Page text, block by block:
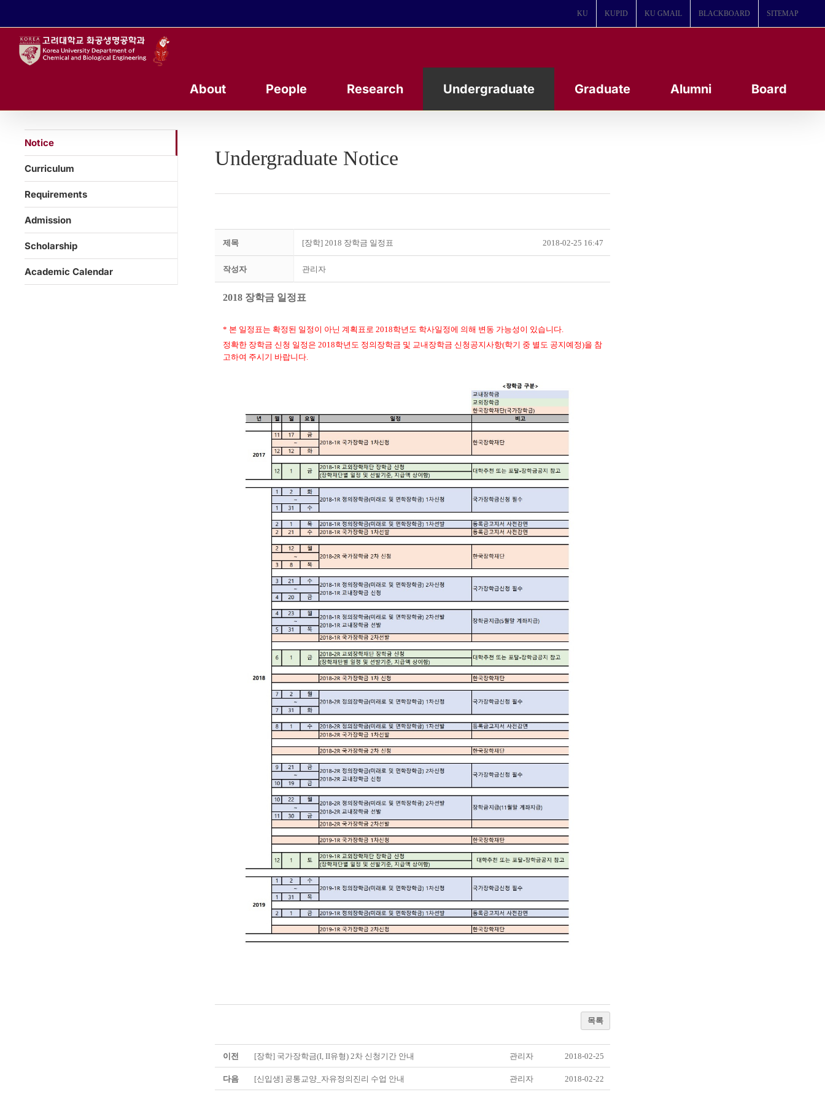
KU KUPID KU GMAIL BLACKBOARD SITEMAP
About People Research Undergraduate Graduate Alumni Board
Undergraduate Notice
제목 [장학] 2018 장학금 일정표 2018-02-25 16:47
작성자 관리자
2018 장학금 일정표
* 본 일정표는 확정된 일정이 아닌 계획표로 2018학년도 학사일정에 의해 변동 가능성이 있습니다.
정확한 장학금 신청 일정은 2018학년도 정의장학금 및 교내장학금 신청공지사항(학기 중 별도 공지예정)을 참
고하여 주시기 바랍니다.
목록
이전 [장학] 국가장학금(I, II유형) 2차 신청기간 안내 관리자 2018-02-25
다음 [신입생] 공통교양_자유정의진리 수업 안내 관리자 2018-02-22
Notice
Curriculum
Requirements
Admission
Scholarship
Academic Calendar